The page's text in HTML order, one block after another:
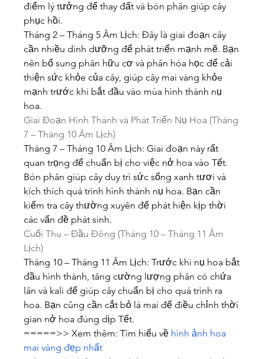
điểm lý tưởng để thay đất và bón phân giúp cây
phục hồi.
Tháng 2 – Tháng 5 Âm Lịch: Đây là giai đoạn cây
cần nhiều dinh dưỡng để phát triển mạnh mẽ. Bạn
nên bổ sung phân hữu cơ và phân hóa học để cải
thiện sức khỏe của cây, giúp cây mai vàng khỏe
mạnh trước khi bắt đầu vào mùa hình thành nụ
hoa.
Giai Đoạn Hình Thành và Phát Triển Nụ Hoa (Tháng
7 – Tháng 10 Âm Lịch)
Tháng 7 – Tháng 10 Âm Lịch: Giai đoạn này rất
quan trọng để chuẩn bị cho việc nở hoa vào Tết.
Bón phân giúp cây duy trì sức sống xanh tươi và
kích thích quá trình hình thành nụ hoa. Bạn cần
kiểm tra cây thường xuyên để phát hiện kịp thời
các vấn đề phát sinh.
Cuối Thu – Đầu Đông (Tháng 10 – Tháng 11 Âm
Lịch)
Tháng 10 – Tháng 11 Âm Lịch: Trước khi nụ hoa bắt
đầu hình thành, tăng cường lượng phân có chứa
lân và kali để giúp cây chuẩn bị cho quá trình ra
hoa. Bạn cũng cần cắt bỏ lá mai để điều chỉnh thời
gian nở hoa đúng dịp Tết.
=====>> Xem thêm: Tìm hiểu về hình ảnh hoa
mai vàng đẹp nhất